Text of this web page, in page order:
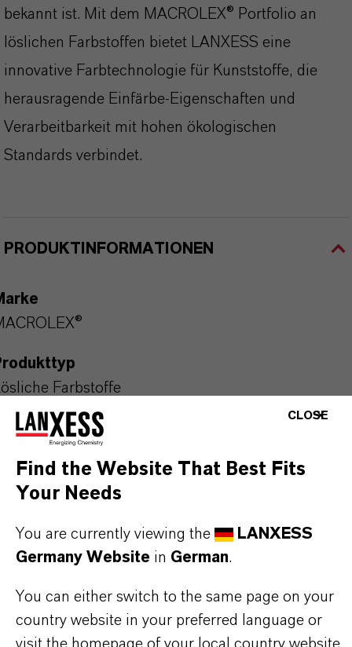
bekannt ist. Mit dem MACROLEX® Portfolio an
löslichen Farbstoffen bietet LANXESS eine
innovative Farbtechnologie für Kunststoffe, die
herausragende Einfärbe-Eigenschaften und
Verarbeitbarkeit mit hohen ökologischen
Standards verbindet.
PRODUKTINFORMATIONEN
Farbstoffe
CLOSE
Find the Website That Best Fits
Your Needs
You are currently viewing the
LANXESS
Germany Website in German.
You can either switch to the same page on your
country website in your preferred language or
visit the homepage of your local country website